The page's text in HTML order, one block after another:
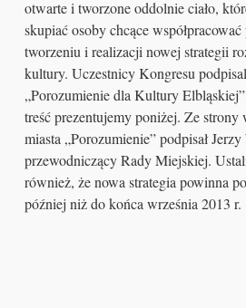
otwarte i tworzone oddolnie ciało,
skupiać osoby chcące
tworzeniu i realizacji nowej strategii
kultury. Uczestnicy Kongresu
„Porozumienie dla Kultury
treść prezentujemy poniżej. Ze strony
miasta „Porozumienie” podpisał Jerzy
przewodniczący Rady Miejskiej.
również, że nowa strategia powinna
później niż do końca września 2013 r.